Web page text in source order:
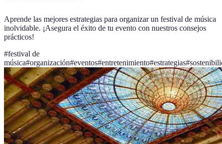
Aprende las mejores estrategias para organizar un festival de música
inolvidable. ¡Asegura el éxito de tu evento con nuestros consejos
prácticos!
#festival de
música#organización#eventos#entretenimiento#estrategias#